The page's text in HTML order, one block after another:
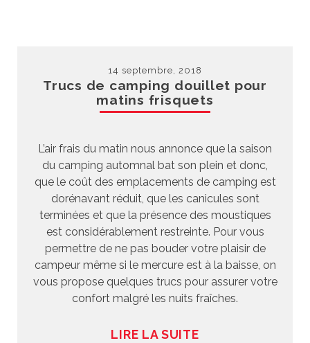
14 septembre, 2018
Trucs de camping douillet pour
matins frisquets
L’air frais du matin nous annonce que la saison
du camping automnal bat son plein et donc,
que le coût des emplacements de camping est
dorénavant réduit, que les canicules sont
terminées et que la présence des moustiques
est considérablement restreinte. Pour vous
permettre de ne pas bouder votre plaisir de
campeur même si le mercure est à la baisse, on
vous propose quelques trucs pour assurer votre
confort malgré les nuits fraîches.
LIRE LA SUITE